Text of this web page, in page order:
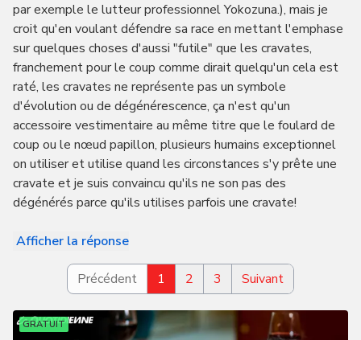
par exemple le lutteur professionnel Yokozuna.), mais je
croit qu'en voulant défendre sa race en mettant l'emphase
sur quelques choses d'aussi "futile" que les cravates,
franchement pour le coup comme dirait quelqu'un cela est
raté, les cravates ne représente pas un symbole
d'évolution ou de dégénérescence, ça n'est qu'un
accessoire vestimentaire au même titre que le foulard de
coup ou le nœud papillon, plusieurs humains exceptionnel
on utiliser et utilise quand les circonstances s'y prête une
cravate et je suis convaincu qu'ils ne son pas des
dégénérés parce qu'ils utilises parfois une cravate!
Afficher la réponse
Précédent 1 2 3 Suivant
GRATUIT